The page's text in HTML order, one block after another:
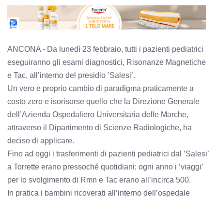
ANCONA - Da lunedì 23 febbraio, tutti i pazienti pediatrici
eseguiranno gli esami diagnostici, Risonanze Magnetiche
e Tac, all’interno del presidio ’Salesi’.
Un vero e proprio cambio di paradigma praticamente a
costo zero e isorisorse quello che la Direzione Generale
dell’Azienda Ospedaliero Universitaria delle Marche,
attraverso il Dipartimento di Scienze Radiologiche, ha
deciso di applicare.
Fino ad oggi i trasferimenti di pazienti pediatrici dal ’Salesi’
a Torrette erano pressoché quotidiani; ogni anno i ’viaggi’
per lo svolgimento di Rmn e Tac erano all’incirca 500.
In pratica i bambini ricoverati all’interno dell’ospedale